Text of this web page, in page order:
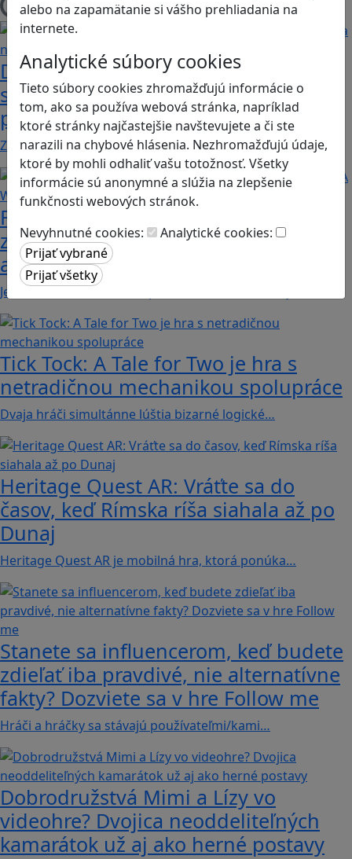
alebo na zapamätanie si vášho prehliadania na
internete.
Analytické súbory cookies
Tieto súbory cookies zhromažďujú informácie o
tom, ako sa používa webová stránka, napríklad
ktoré stránky najčastejšie navštevujete a či ste
narazili na chybové hlásenia. Nezhromažďujú údaje,
ktoré by mohli odhaliť vašu totožnosť. Všetky
informácie sú anonymné a slúžia na zlepšenie
funkčnosti webových stránok.
Nevyhnutné cookies:
Analytické cookies:
Načítam blogy
Desatoro rád pre rodičov, ako sa hrať
s deťmi videohry a nastavovať
pravidlá
Zohľadňovať treba vývinové špecifiká detí, a…
Fotografujte zvieratká, aby ste
zachránili ostrov v Alba: A Wildlife
adventure
Jednoduchá hra, vhodná pre kohokoľvek z rodiny,…
Tick Tock: A Tale for Tw‪o je hra s
netradičnou mechanikou spolupráce
Dvaja hráči simultánne lúštia bizarné logické…
Heritage Quest AR: Vráťte sa do
časov, keď Rímska ríša siahala až po
Dunaj
Heritage Quest AR je mobilná hra, ktorá ponúka…
Stanete sa influencerom, keď budete
zdieľať iba pravdivé, nie alternatívne
fakty? Dozviete sa v hre Follow me
Hráči a hráčky sa stávajú používateľmi/kami…
Dobrodružstvá Mimi a Lízy vo
videohre? Dvojica neoddeliteľných
kamarátok už aj ako herné postavy